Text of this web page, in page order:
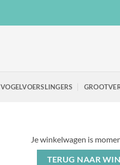
VOGELVOERSLINGERS
Je winkelwagen is
TERUG NAAR